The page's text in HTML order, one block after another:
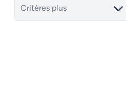
Critères plus